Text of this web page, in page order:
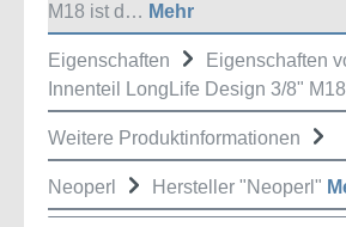
M18 ist d… Mehr
Eigenschaften
Eigenschaften
Innenteil LongLife Design 3/8"
Weitere Produktinformationen
Neoperl Hersteller "Neoperl"